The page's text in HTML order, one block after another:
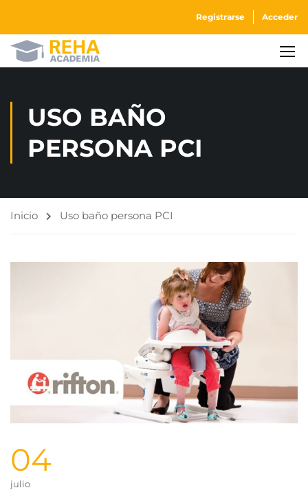
Registrarse Acceder
USO BAÑO
PERSONA PCI
Inicio Uso baño persona PCI
04
julio